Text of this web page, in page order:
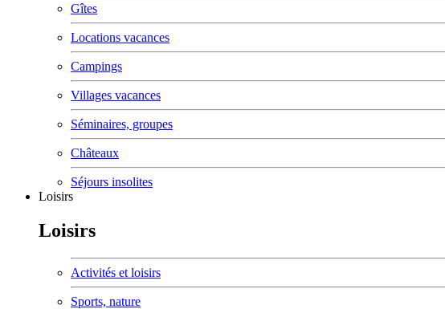
Gîtes
Locations vacances
Campings
Villages vacances
Séminaires, groupes
Châteaux
Séjours insolites
Loisirs
Loisirs
Activités et loisirs
Sports, nature